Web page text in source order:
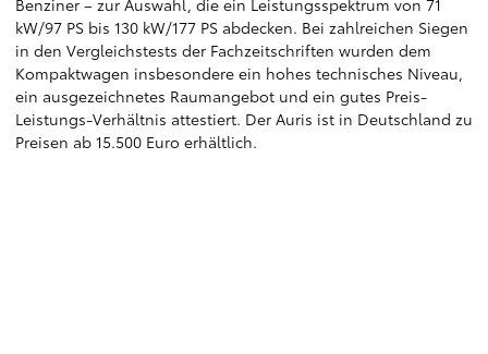
Benziner – zur Auswahl, die ein Leistungsspektrum von 71
kW/97 PS bis 130 kW/177 PS abdecken. Bei zahlreichen Siegen
in den Vergleichstests der Fachzeitschriften wurden dem
Kompaktwagen insbesondere ein hohes technisches Niveau,
ein ausgezeichnetes Raumangebot und ein gutes Preis-
Leistungs-Verhältnis attestiert. Der Auris ist in Deutschland zu
Preisen ab 15.500 Euro erhältlich.